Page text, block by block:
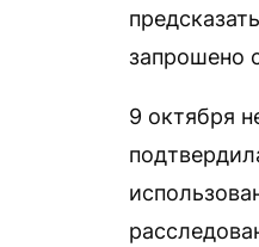
запрошено
9 октября